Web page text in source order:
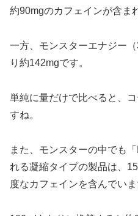
約90mgのカフェインが含ま
一方、モンスターエナジー
り約142mgです。
単純に量だけで比べると、
すね。
また、モンスターの中でも
れる凝縮タイプの製品は、
度なカフェインを含んでいま